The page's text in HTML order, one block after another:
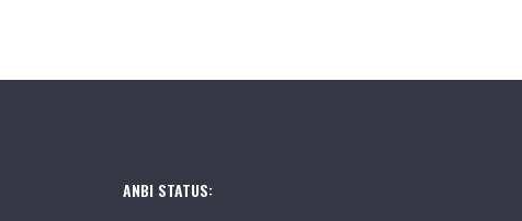
ANBI STATUS: